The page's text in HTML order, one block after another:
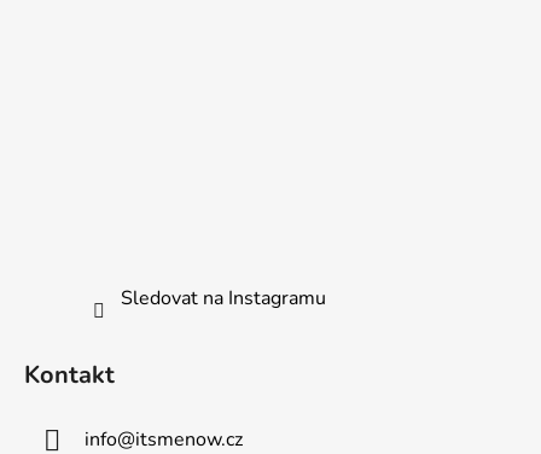
Sledovat na Instagramu
Kontakt
info@itsmenow.cz